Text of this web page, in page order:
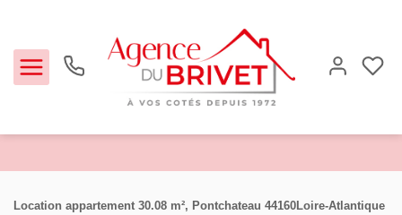
Location appartement 30.08 m², Pontchateau 44160Loire-Atlantique